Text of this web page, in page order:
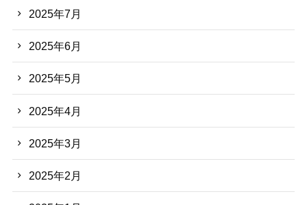
2025年7月
2025年6月
2025年5月
2025年4月
2025年3月
2025年2月